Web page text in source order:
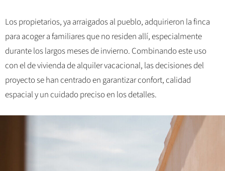
Los propietarios, ya arraigados al pueblo, adquirieron la finca
para acoger a familiares que no residen allí, especialmente
durante los largos meses de invierno. Combinando este uso
con el de vivienda de alquiler vacacional, las decisiones del
proyecto se han centrado en garantizar confort, calidad
espacial y un cuidado preciso en los detalles.